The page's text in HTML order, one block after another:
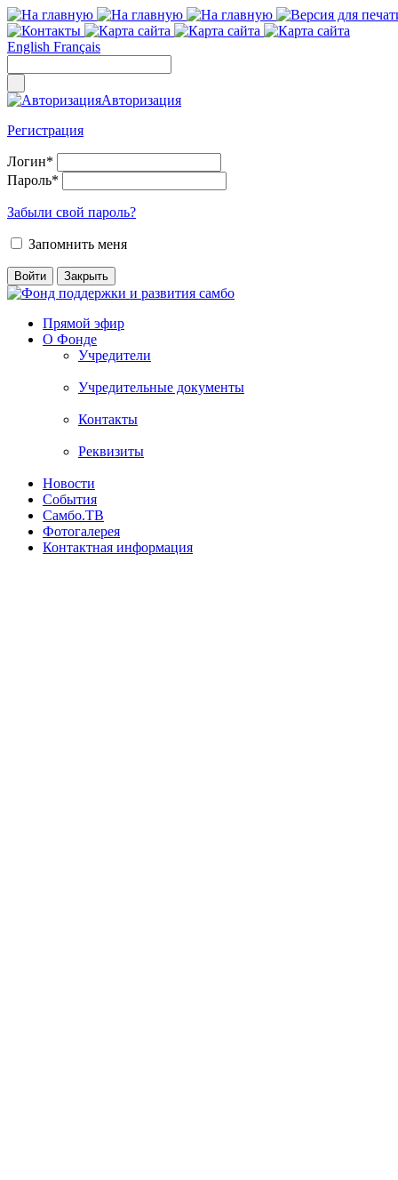
English Français
Авторизация
Регистрация
Логин*
Пароль*
Забыли свой пароль?
Запомнить меня
Прямой эфир
О Фонде
Учредители
Учредительные документы
Контакты
Реквизиты
Новости
События
Самбо.ТВ
Фотогалерея
Контактная информация